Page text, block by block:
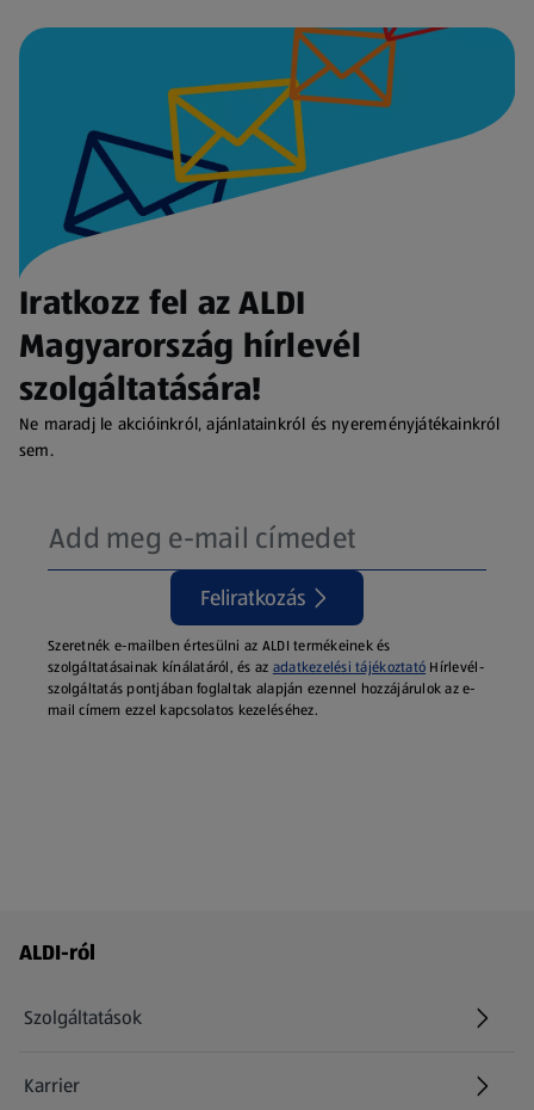
Iratkozz fel az ALDI
Magyarország hírlevél
szolgáltatására!
Ne maradj le akcióinkról, ajánlatainkról és nyereményjátékainkról
sem.
Feliratkozás
Szeretnék e-mailben értesülni az ALDI termékeinek és
szolgáltatásainak kínálatáról, és az adatkezelési tájékoztató Hírlevél-
szolgáltatás pontjában foglaltak alapján ezennel hozzájárulok az e-
mail címem ezzel kapcsolatos kezeléséhez.
Láblécmenü - további linkek
ALDI-ról
Szolgáltatások
Karrier
(új oldalon nyílik meg)